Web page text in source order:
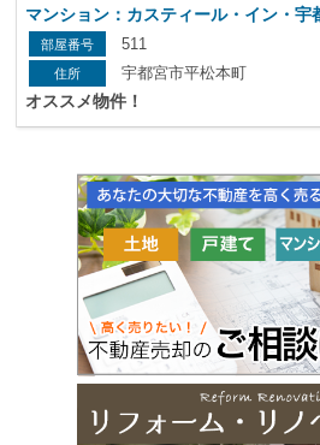
マンション：カスティール・イン・宇
511
宇都宮市平松本町
オススメ物件！